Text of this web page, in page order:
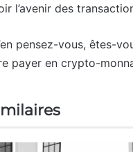
l’avenir des
pensez-vous, êtes-
payer en crypto-